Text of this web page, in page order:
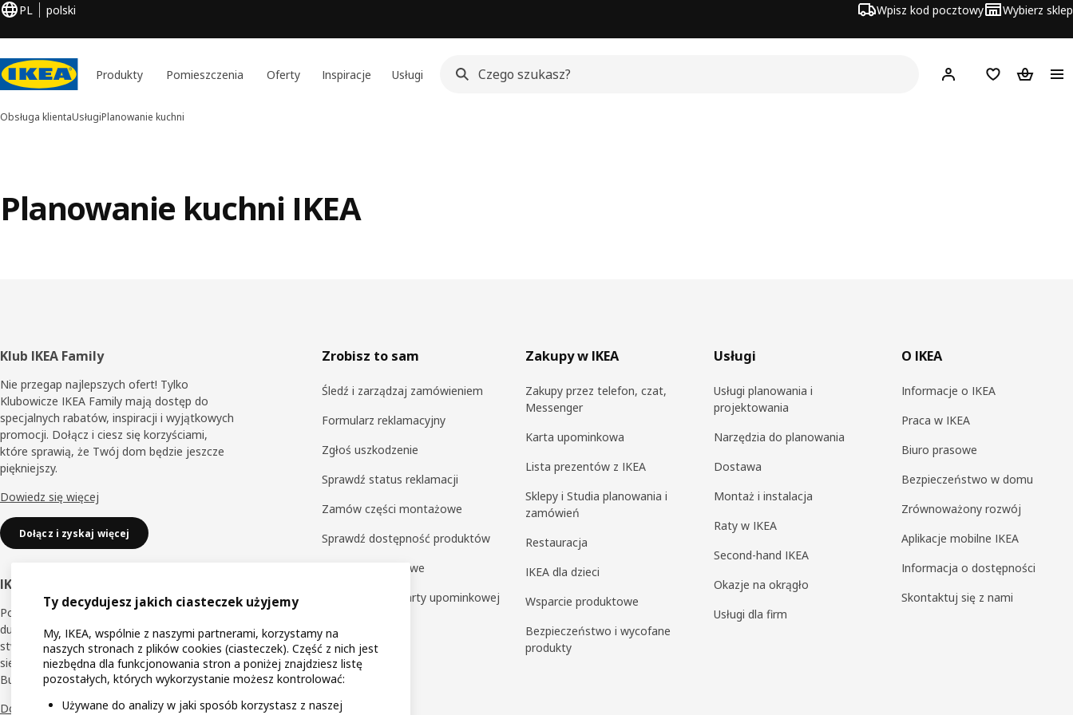
PL polski Wpisz kod pocztowy Wybierz sklep
Produkty Pomieszczenia Oferty Inspiracje Usługi Hej! Zaloguj się
Lista zakupowa
Koszyk
Obsługa klientaUsługiPlanowanie kuchni
Planowanie kuchni IKEA
Stopka
Klub IKEA Family
Nie przegap najlepszych ofert! Tylko
Klubowicze IKEA Family mają dostęp do
specjalnych rabatów, inspiracji i wyjątkowych
promocji. Dołącz i ciesz się korzyściami,
które sprawią, że Twój dom będzie jeszcze
piękniejszy.
Dowiedz się więcej
Dołącz i zyskaj więcej
IKEA Business Network
Poznaj korzyści dedykowane dla małych i
dużych przedsiębiorców, dzięki którym
stworzysz jeszcze lepsze miejsce pracy dla
siebie i innych. Dołącz do Klubu IKEA
Business Network.
Dowiedz się więcej
Zrobisz to sam
Śledź i zarządzaj zamówieniem
Formularz reklamacyjny
Zgłoś uszkodzenie
Sprawdź status reklamacji
Zamów części montażowe
Sprawdź dostępność produktów
Zwroty ekspresowe
Sprawdź saldo karty upominkowej
Zakupy w IKEA
Zakupy przez telefon, czat,
Messenger
Karta upominkowa
Lista prezentów z IKEA
Sklepy i Studia planowania i
zamówień
Restauracja
IKEA dla dzieci
Wsparcie produktowe
Bezpieczeństwo i wycofane
produkty
Usługi
Usługi planowania i
projektowania
Narzędzia do planowania
Dostawa
Montaż i instalacja
Raty w IKEA
Second-hand IKEA
Okazje na okrągło
Usługi dla firm
O IKEA
Informacje o IKEA
Praca w IKEA
Biuro prasowe
Bezpieczeństwo w domu
Zrównoważony rozwój
Aplikacje mobilne IKEA
Informacja o dostępności
Skontaktuj się z nami
Ty decydujesz jakich ciasteczek użyjemy
My, IKEA, wspólnie z naszymi partnerami, korzystamy na
naszych stronach z plików cookies (ciasteczek). Część z nich jest
niezbędna dla funkcjonowania stron a poniżej znajdziesz listę
pozostałych, których wykorzystanie możesz kontrolować:
Używane do analizy w jaki sposób korzystasz z naszej